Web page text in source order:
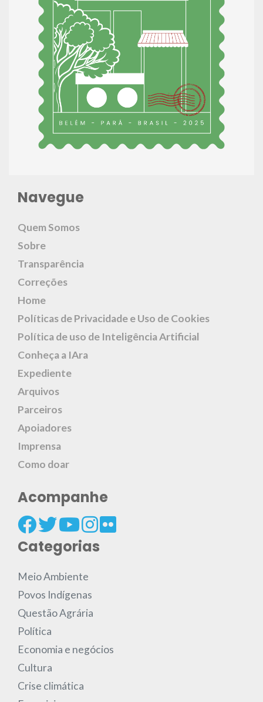
Navegue
Quem Somos
Sobre
Transparência
Correções
Home
Políticas de Privacidade e Uso de Cookies
Política de uso de Inteligência Artificial
Conheça a IAra
Expediente
Arquivos
Parceiros
Apoiadores
Imprensa
Como doar
Acompanhe
Categorias
Meio Ambiente
Povos Indígenas
Questão Agrária
Política
Economia e negócios
Cultura
Crise climática